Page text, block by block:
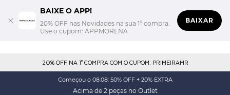
BAIXE O APP!
20% OFF nas Novidades na sua 1° compra.
Use o cupom: APPMORENA
BAIXAR
20% OFF NA 1° COMPRA COM O CUPOM: PRIMEIRAMR
Começou o 08.08: 50% OFF + 20% EXTRA
Acima de 2 peças no Outlet